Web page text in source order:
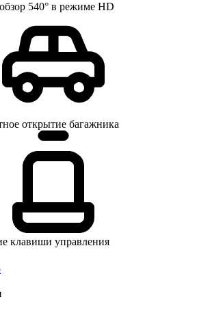
540° в режиме HD
открытие багажника
клавиши управления